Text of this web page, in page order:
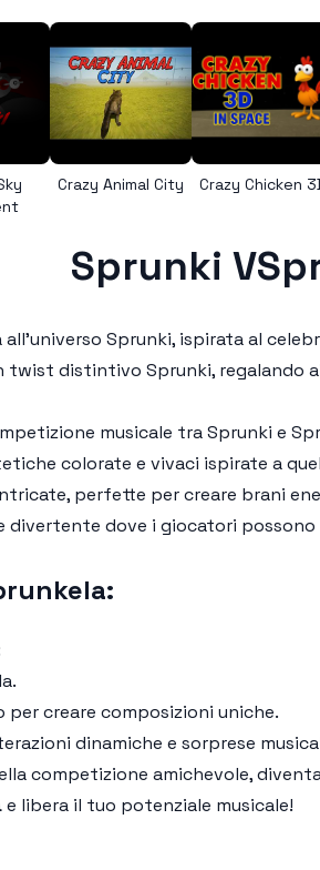
Crazy Animal City Crazy Chicken
Sprunki
Sprunki, ispirata al
twist distintivo Sprunki, regalando
musicale tra Sprunki e
colorate e vivaci ispirate a
perfette per creare brani
divertente dove i giocatori
per creare composizioni uniche.
dinamiche e sorprese
competizione amichevole,
e libera il tuo potenziale musicale!